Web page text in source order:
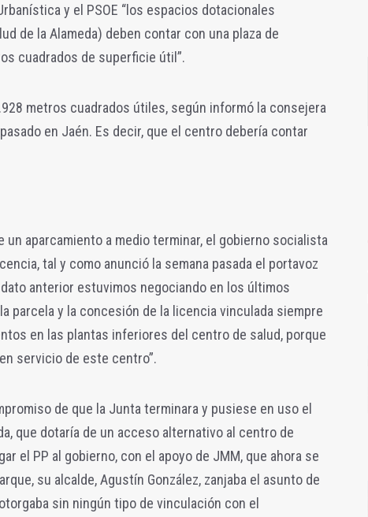
y el PSOE “los espacios dotacionales
de la Alameda) deben contar con una plaza de
cuadrados de superficie útil”.
metros cuadrados útiles, según informó la consejera
en Jaén. Es decir, que el centro debería contar
un aparcamiento a medio terminar, el gobierno socialista
tal y como anunció la semana pasada el portavoz
anterior estuvimos negociando en los últimos
parcela y la concesión de la licencia vinculada siempre
en las plantas inferiores del centro de salud, porque
servicio de este centro”.
de que la Junta terminara y pusiese en uso el
que dotaría de un acceso alternativo al centro de
el PP al gobierno, con el apoyo de JMM, que ahora se
su alcalde, Agustín González, zanjaba el asunto de
sin ningún tipo de vinculación con el